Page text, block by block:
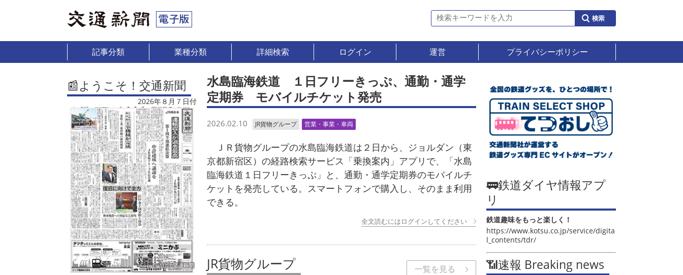
記事分類 業種分類 詳細検索 ログイン 運営 プライバシーポリシー
📰ようこそ！交通新聞
2026年８月７日付
水島臨海鉄道 １日フリーきっぷ、通勤・通学
定期券 モバイルチケット発売
2026.02.10 JR貨物グループ 営業・事業・車両
ＪＲ貨物グループの水島臨海鉄道は２日から、ジョルダン（東
京都新宿区）の経路検索サービス「乗換案内」アプリで、「水島
臨海鉄道１日フリーきっぷ」と、通勤・通学定期券のモバイルチ
ケットを発売している。スマートフォンで購入し、そのまま利用
できる。
全文読むにはログインしてください
JR貨物グループ 一覧を見る
🚃鉄道ダイヤ情報アプ
リ
鉄道趣味をもっと楽しく！
https://www.kotsu.co.jp/service/digita
l_contents/tdr/
📶速報 Breaking news